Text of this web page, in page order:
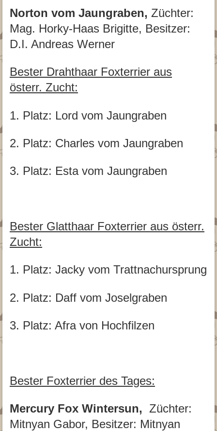
Norton vom Jaungraben, Züchter:
Mag. Horky-Haas Brigitte, Besitzer:
D.I. Andreas Werner
Bester Drahthaar Foxterrier aus
österr. Zucht:
1. Platz: Lord vom Jaungraben
2. Platz: Charles vom Jaungraben
3. Platz: Esta vom Jaungraben
Bester Glatthaar Foxterrier aus österr.
Zucht:
1. Platz: Jacky vom Trattnachursprung
2. Platz: Daff vom Joselgraben
3. Platz: Afra von Hochfilzen
Bester Foxterrier des Tages:
Mercury Fox Wintersun, Züchter:
Mitnyan Gabor, Besitzer: Mitnyan